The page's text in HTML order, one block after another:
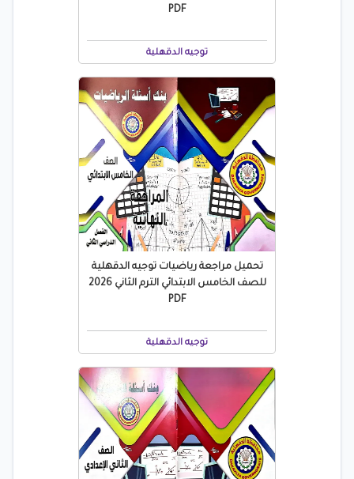
PDF
توجيه الدقهلية
تحميل مراجعة رياضيات توجيه الدقهلية
للصف الخامس الابتدائي الترم الثاني 2026
PDF
توجيه الدقهلية